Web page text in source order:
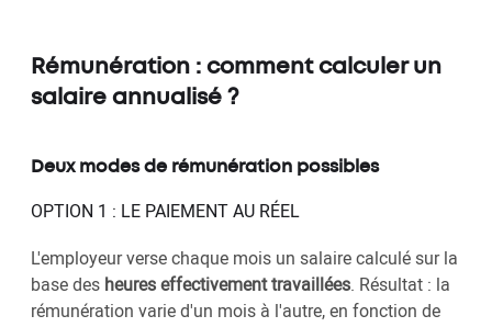
Rémunération : comment calculer un
salaire annualisé ?
Deux modes de rémunération possibles
OPTION 1 : LE PAIEMENT AU RÉEL
L'employeur verse chaque mois un salaire calculé sur la
base des heures effectivement travaillées. Résultat : la
rémunération varie d'un mois à l'autre, en fonction de